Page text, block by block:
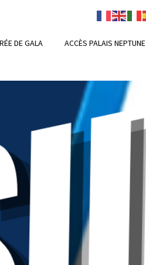
DE GALA
ACCÈS PALAIS NEPTUNE